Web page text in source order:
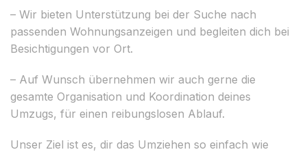
– Wir bieten Unterstützung bei der Suche nach
passenden Wohnungsanzeigen und begleiten dich bei
Besichtigungen vor Ort.
– Auf Wunsch übernehmen wir auch gerne die
gesamte Organisation und Koordination deines
Umzugs, für einen reibungslosen Ablauf.
Unser Ziel ist es, dir das Umziehen so einfach wie